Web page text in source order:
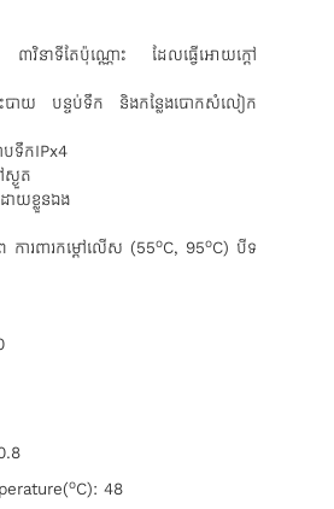
៣វិនាទីតែប៉ុណ្ណោះ ដែលធ្វើអោយក្តៅ
ះបាយ បន្ទប់ទឹក និងកន្លែងបោកសំលៀក
ាបទឹក​IPx4
ស្ងួត
ោយខ្លួនឯង
ព ការពារកម្តៅលើស (55oC, 95oC) បីទ
oC): 48